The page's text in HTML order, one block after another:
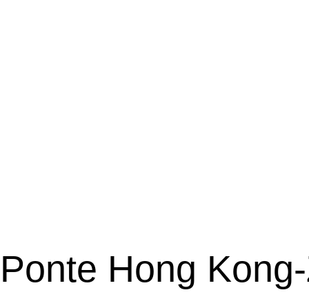
Ponte Hong